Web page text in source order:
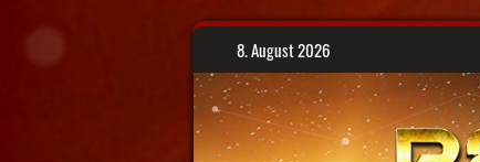
Skip
content
8. August 2026